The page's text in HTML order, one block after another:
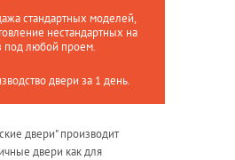
стандартных моделей,
нестандартных на
под любой проем.
двери за 1 день.
двери" производит
двери как для